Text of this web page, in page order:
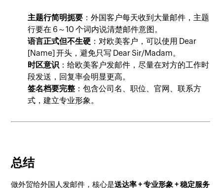
主题行简明扼要 ：外国客户每天收到大量邮件，主题
行要在 6～10 个词内说清楚邮件意图。
语言正式但不生硬 ：对欧美客户，可以使用 Dear
[Name]开头，避免只写 Dear Sir/Madam。
时区意识 ：给欧美客户发邮件，尽量在对方的工作时
段发送，回复率会明显更高。
签名档要完整 ：包含公司名、职位、官网、联系方
式，建立专业形象。
总结
做外贸给外国人发邮件，核心是送达率 + 专业形象 + 稳定服务